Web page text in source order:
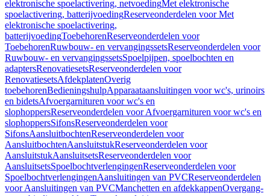
elektronische spoelactivering, netvoedingMet elektronische
spoelactivering, batterijvoedingReserveonderdelen voor Met
elektronische spoelactivering,
batterijvoedingToebehorenReserveonderdelen voor
ToebehorenRuwbouw- en vervangingssetsReserveonderdelen voor
Ruwbouw- en vervangingssetsSpoelpijpen, spoelbochten en
adaptersRenovatiesetsReserveonderdelen voor
RenovatiesetsAfdekplatenOverig
toebehorenBedieningshulpApparaataansluitingen voor wc's, urinoirs
en bidetsAfvoergarnituren voor wc's en
slophoppersReserveonderdelen voor Afvoergarnituren voor wc's en
slophoppersSifonsReserveonderdelen voor
SifonsAansluitbochtenReserveonderdelen voor
AansluitbochtenAansluitstukReserveonderdelen voor
AansluitstukAansluitsetsReserveonderdelen voor
AansluitsetsSpoelbochtverlengingenReserveonderdelen voor
SpoelbochtverlengingenAansluitingen van PVCReserveonderdelen
voor Aansluitingen van PVCManchetten en afdekkappenOvergang-